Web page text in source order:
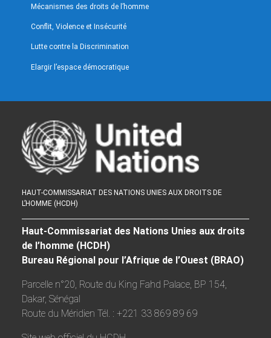
Mécanismes des droits de l’homme
Conflit, Violence et Insécurité
Lutte contre la Discrimination
Elargir l’espace démocratique
HAUT-COMMISSARIAT DES NATIONS UNIES AUX DROITS DE
L’HOMME (HCDH)
Haut-Commissariat des Nations Unies aux droits
de l’homme (HCDH)
Bureau Régional pour l’Afrique de l’Ouest (BRAO)
Parcelle n°20, Route du King Fahd Palace, BP 154,
Dakar, Sénégal
Route du Méridien Tél. : +221 33 869 89 69